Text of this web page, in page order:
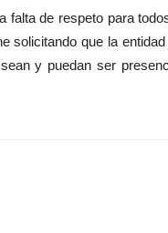
falta de respeto para
solicitando que la
y puedan ser